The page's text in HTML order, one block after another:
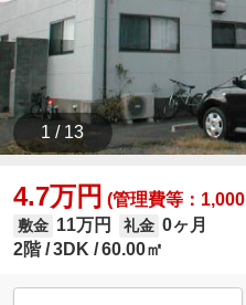
1 / 13
4.7万円 (管理費等：
敷金 11万円 礼金 0ヶ月
2階 3DK 60.00㎡